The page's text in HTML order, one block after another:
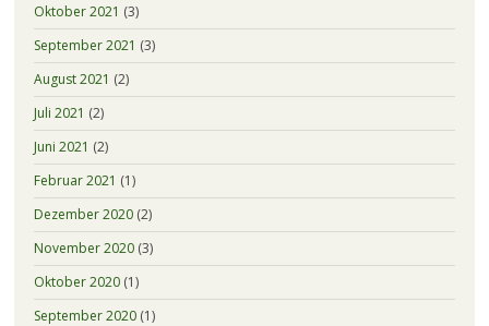
Oktober 2021 (3)
September 2021 (3)
August 2021 (2)
Juli 2021 (2)
Juni 2021 (2)
Februar 2021 (1)
Dezember 2020(2)
November 2020(3)
Oktober 2020(1)
September 2020(1)